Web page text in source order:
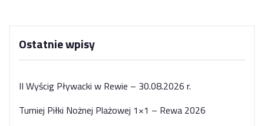
Ostatnie wpisy
II Wyścig Pływacki w Rewie – 30.08.2026 r.
Turniej Piłki Nożnej Plażowej 1×1 – Rewa 2026